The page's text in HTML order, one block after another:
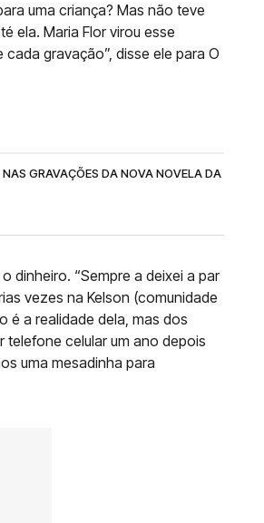
uma criança? Mas não teve
ela. Maria Flor virou esse
gravação”, disse ele para O
GRAVAÇÕES DA NOVA NOVELA DA
dinheiro. “Sempre a deixei a par
vezes na Kelson (comunidade
é a realidade dela, mas dos
telefone celular um ano depois
uma mesadinha para